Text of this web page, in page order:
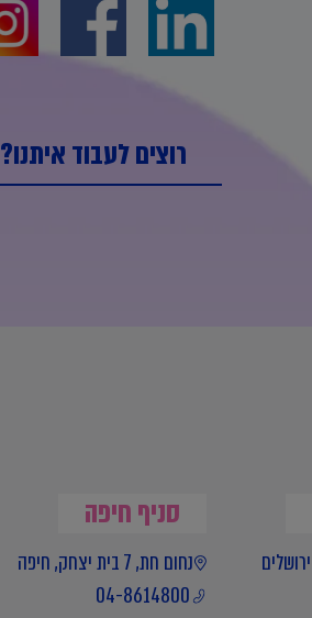
רוצים לעבוד איתנו?
סניף חיפה
נחום חת, 7 בית יצחק, חיפה
04-8614800